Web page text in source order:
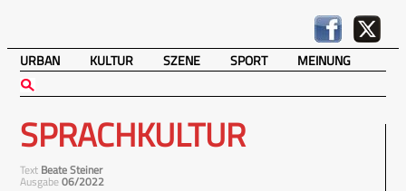
URBAN KULTUR SZENE SPORT MEINUNG
SPRACHKULTUR
Text Beate Steiner
Ausgabe06/2022